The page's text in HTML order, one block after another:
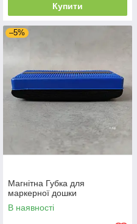
Купити
–5%
Магнітна Губка для
маркерної дошки
В наявності